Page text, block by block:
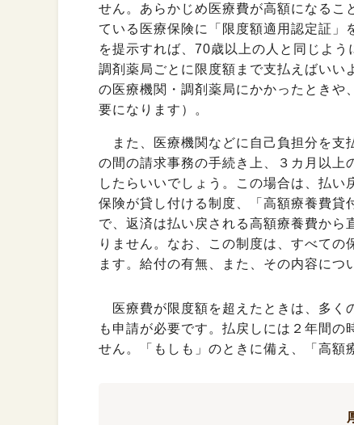
せん。あらかじめ医療費が高額になるこ
ている医療保険に「限度額適用認定証」
を提示すれば、70歳以上の人と同じよう
調剤薬局ごとに限度額まで支払えばいい
の医療機関・調剤薬局にかかったときや
要になります）。
また、医療機関などに自己負担分を支
の間の請求事務の手続き上、３カ月以上
したらいいでしょう。この場合は、払
保険が貸し付ける制度、「高額療養費貸
で、返済は払い戻される高額療養費から
りません。なお、この制度は、すべての
ます。給付の有無、また、その内容につ
医療費が限度額を超えたときは、多く
も申請が必要です。払戻しには２年間の
せん。「もしも」のときに備え、「高額